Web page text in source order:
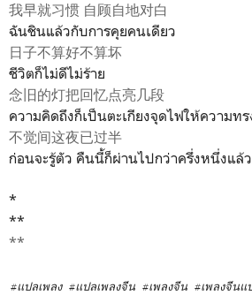
我早就习惯 自顾自地对白
ฉันชินแล้วกับการคุยคนเดียว
日子不算好不算坏
ชีวิตก็ไม่ดีไม่ร้าย
念旧的灯把回忆点亮几段
ความคิดถึงก็เป็นตะเกียงจุดไฟให้ความท
不觉间这夜已过半
ก่อนจะรู้ตัว คืนนี้ก็ผ่านไปกว่าครึ่งหนึ่งแล้ว
*
**
**
#แปลเพลง #แปลเพลงจีน #เพลงจีน #เพลงจีนแ